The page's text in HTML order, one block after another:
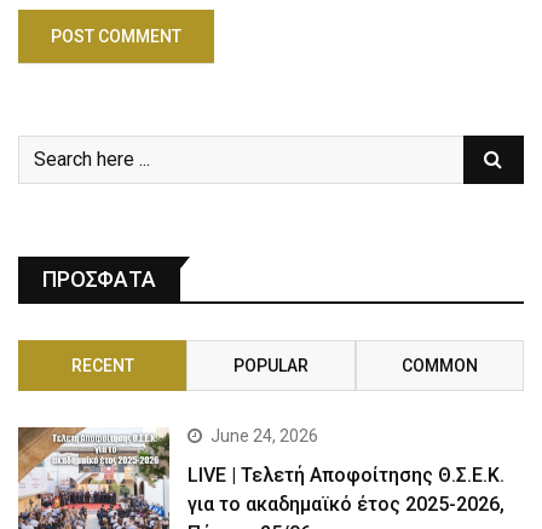
ΠΡΟΣΦΑΤΑ
RECENT POPULAR COMMON
June 24, 2026
LIVE | Τελετή Αποφοίτησης Θ.Σ.Ε.Κ.
για το ακαδημαϊκό έτος 2025-2026,